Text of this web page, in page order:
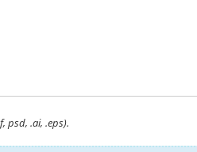
psd, .ai, .eps).